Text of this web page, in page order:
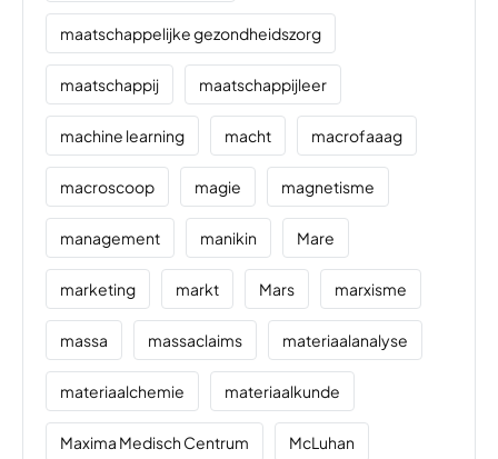
maatschappelijke gezondheidszorg
maatschappij maatschappijleer
machine learning macht macrofaaag
macroscoop magie magnetisme
management manikin Mare
marketing markt Mars marxisme
massa massaclaims materiaalanalyse
materiaalchemie materiaalkunde
Maxima Medisch Centrum McLuhan